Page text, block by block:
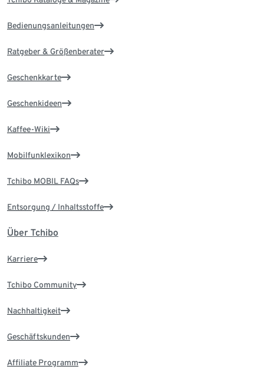
Bedienungsanleitungen
Ratgeber & Größenberater
Geschenkkarte
Geschenkideen
Kaffee-Wiki
Mobilfunklexikon
Tchibo MOBIL FAQs
Entsorgung / Inhaltsstoffe
Über Tchibo
Karriere
Tchibo Community
Nachhaltigkeit
Geschäftskunden
Affiliate Programm